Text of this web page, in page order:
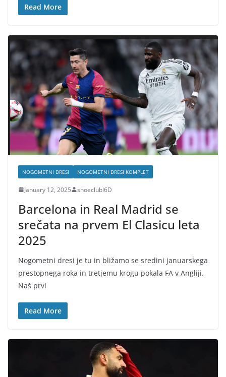
Read More
NOGOMETNI DRESI NOGOMETNI DRESI KOMPLET
January 12, 2025 shoeclubl6D
Barcelona in Real Madrid se
srečata na prvem El Clasicu leta
2025
Nogometni dresi je tu in bližamo se sredini januarskega
prestopnega roka in tretjemu krogu pokala FA v Angliji.
Naš prvi
Read More